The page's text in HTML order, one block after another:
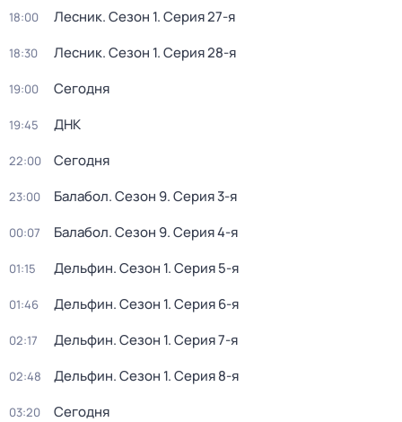
18:00 Лесник. Сезон 1. Серия 27-я
18:30 Лесник. Сезон 1. Серия 28-я
19:00 Сегодня
19:45 ДНК
22:00 Сегодня
23:00 Балабол. Сезон 9. Серия 3-я
00:07 Балабол. Сезон 9. Серия 4-я
01:15 Дельфин. Сезон 1. Серия 5-я
01:46 Дельфин. Сезон 1. Серия 6-я
02:17 Дельфин. Сезон 1. Серия 7-я
02:48 Дельфин. Сезон 1. Серия 8-я
03:20 Сегодня